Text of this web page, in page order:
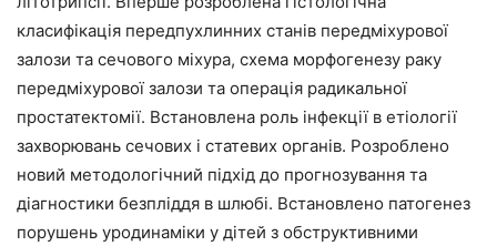
класифікація передпухлинних станів передміхурової
залози та сечового міхура, схема морфогенезу раку
передміхурової залози та операція радикальної
простатектомії. Встановлена роль інфекції в етіології
захворювань сечових і статевих органів. Розроблено
новий методологічний підхід до прогнозування та
діагностики безпліддя в шлюбі. Встановлено патогенез
порушень уродинаміки у дітей з обструктивними